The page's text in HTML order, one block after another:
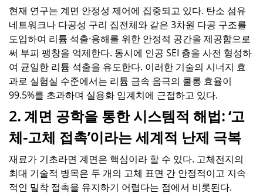
현재 연구는 계면 안정성 제어에 집중되고 있다. 탄소 섬유
네트워크나 다공성 구리 집전체와 같은 3차원 다공 구조를
도입하여 리튬 석출·용해를 위한 안정적 공간을 제공함으로
써 부피 팽창을 억제한다. 동시에 인공 SEI 층을 사전 형성하
여 균일한 리튬 석출을 유도한다. 이러한 기술의 시너지 효
과로 실험실 수준에서는 리튬 금속 음극의 쿨롱 효율이
99.5%를 초과하며 실용화 임계치에 근접하고 있다.
2. 계면 공학을 통한 시스템적 해법: ‘고
체-고체 접촉’이라는 세계적 난제 극복
재료가 기초라면 계면은 핵심이라 할 수 있다. 고체전지의
최대 기술적 병목은 두 개의 고체 표면 간 안정적이고 지속
적인 밀착 접촉을 유지하기 어렵다는 점에서 비롯된다.